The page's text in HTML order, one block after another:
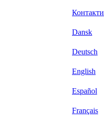
Контакти
Dansk
Deutsch
English
Español
Français